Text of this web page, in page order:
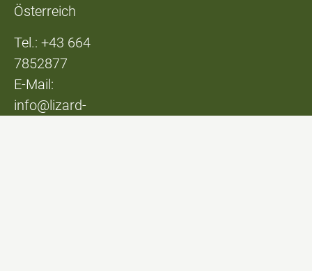
Österreich
Tel.: +43 664
7852877
E-Mail:
info@lizard-